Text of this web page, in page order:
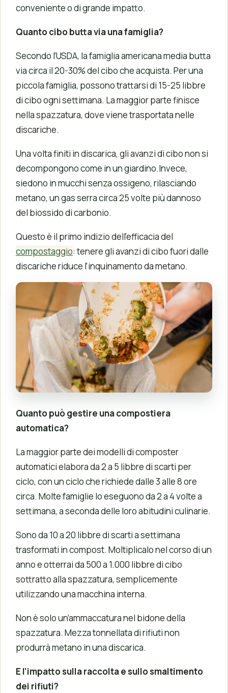
conveniente o di grande impatto.
Quanto cibo butta via una famiglia?
Secondo l’USDA, la famiglia americana media butta
via circa il 20-30% del cibo che acquista. Per una
piccola famiglia, possono trattarsi di 15-25 libbre
di cibo ogni settimana. La maggior parte finisce
nella spazzatura, dove viene trasportata nelle
discariche.
Una volta finiti in discarica, gli avanzi di cibo non si
decompongono come in un giardino.Invece,
siedono in mucchi senza ossigeno, rilasciando
metano, un gas serra circa 25 volte più dannoso
del biossido di carbonio.
Questo è il primo indizio dell’efficacia del
compostaggio: tenere gli avanzi di cibo fuori dalle
discariche riduce l’inquinamento da metano.
Quanto può gestire una compostiera
automatica?
La maggior parte dei modelli di composter
automatici elabora da 2 a 5 libbre di scarti per
ciclo, con un ciclo che richiede dalle 3 alle 8 ore
circa. Molte famiglie lo eseguono da 2 a 4 volte a
settimana, a seconda delle loro abitudini culinarie.
Sono da 10 a 20 libbre di scarti a settimana
trasformati in compost. Moltiplicalo nel corso di un
anno e otterrai da 500 a 1.000 libbre di cibo
sottratto alla spazzatura, semplicemente
utilizzando una macchina interna.
Non è solo un’ammaccatura nel bidone della
spazzatura. Mezza tonnellata di rifiuti non
produrrà metano in una discarica.
E l’impatto sulla raccolta e sullo smaltimento
dei rifiuti?